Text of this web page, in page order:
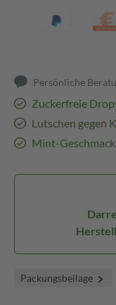
Persönliche
Zuckerfreie
Lutschen gegen
Mint-Geschmack
Packungsbeilage